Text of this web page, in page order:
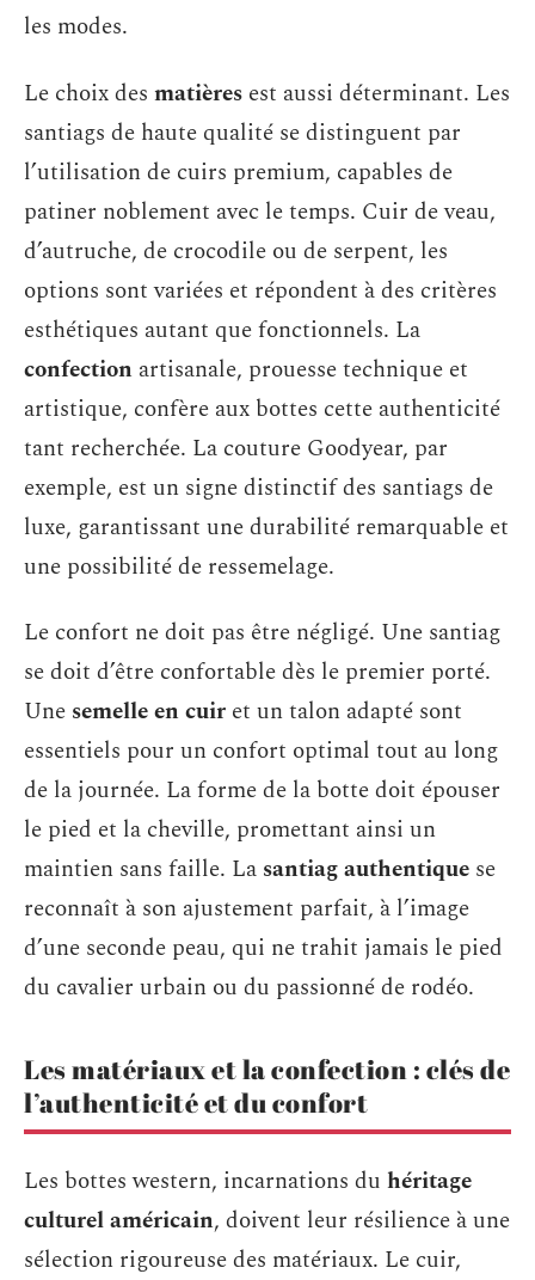
les modes.
Le choix des matières est aussi déterminant. Les
santiags de haute qualité se distinguent par
l’utilisation de cuirs premium, capables de
patiner noblement avec le temps. Cuir de veau,
d’autruche, de crocodile ou de serpent, les
options sont variées et répondent à des critères
esthétiques autant que fonctionnels. La
confection artisanale, prouesse technique et
artistique, confère aux bottes cette authenticité
tant recherchée. La couture Goodyear, par
exemple, est un signe distinctif des santiags de
luxe, garantissant une durabilité remarquable et
une possibilité de ressemelage.
Le confort ne doit pas être négligé. Une santiag
se doit d’être confortable dès le premier porté.
Une semelle en cuir et un talon adapté sont
essentiels pour un confort optimal tout au long
de la journée. La forme de la botte doit épouser
le pied et la cheville, promettant ainsi un
maintien sans faille. La santiag authentique se
reconnaît à son ajustement parfait, à l’image
d’une seconde peau, qui ne trahit jamais le pied
du cavalier urbain ou du passionné de rodéo.
Les matériaux et la confection : clés de
l’authenticité et du confort
Les bottes western, incarnations du héritage
culturel américain, doivent leur résilience à une
sélection rigoureuse des matériaux. Le cuir,